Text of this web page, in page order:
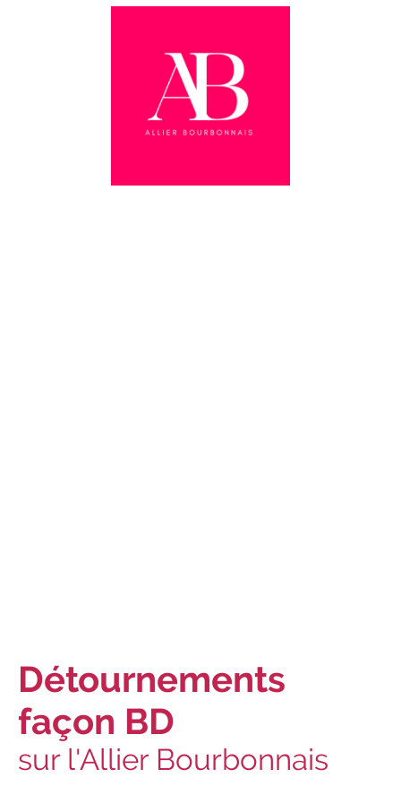
Détournements
façon BD
sur l'Allier Bourbonnais